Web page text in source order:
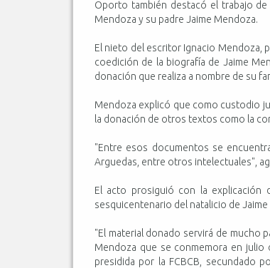
Oporto también destacó el trabajo
Mendoza y su padre Jaime Mendoza.
El nieto del escritor Ignacio Mendoza,
coedición de la biografía de Jaime
donación que realiza a nombre de su
Mendoza explicó que como custodio
la donación de otros textos como la
"Entre esos documentos se
Arguedas, entre otros intelectuales",
El acto prosiguió con la explicación
sesquicentenario del natalicio de
"El material donado servirá de mucho
Mendoza que se conmemora en
presidida por la FCBCB, secundado